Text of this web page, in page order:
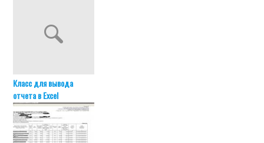
Класс для вывода
отчета в Excel